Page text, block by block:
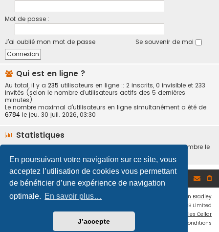
En poursuivant votre navigation sur ce site, vous
acceptez l’utilisation de cookies vous permettant
de bénéficier d’une expérience de navigation
optimale. En savoir plus…
J’accepte
Mot de passe :
J’ai oublié mon mot de passe Se souvenir de moi
Qui est en ligne ?
Au total, il y a 235 utilisateurs en ligne :: 2 inscrits, 0 invisible et 233
invités (selon le nombre d’utilisateurs actifs des 5 dernières
minutes)
Le nombre maximal d’utilisateurs en ligne simultanément a été de
6784 le jeu. 30 juil. 2026, 03:30
Statistiques
412262messages •22901sujets •6923membres • Notre membre le
Accueil du forum
Ian Bradley
® Forum Software © phpBB Limited
Traduction française officielle
Miles Cellar
Conditions